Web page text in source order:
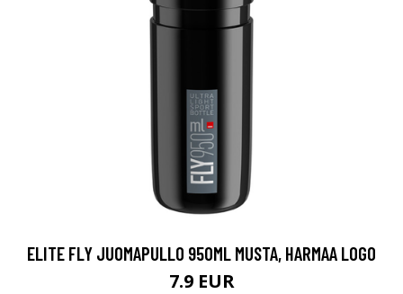
ELITE FLY JUOMAPULLO 950ML MUSTA, HARMAA LOGO
7.9 EUR